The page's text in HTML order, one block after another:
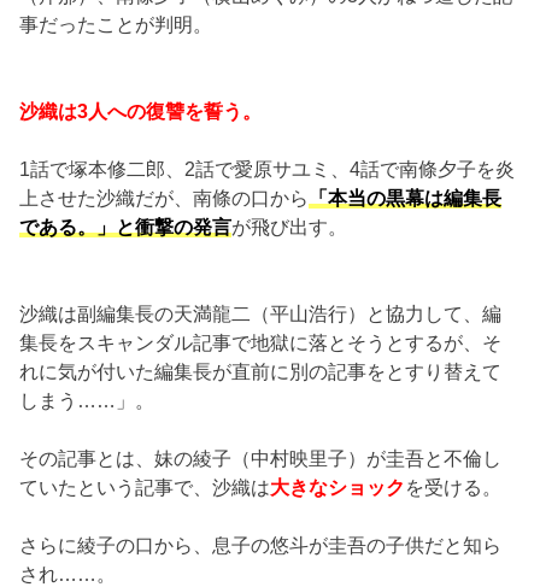
事だったことが判明。
沙織は3人への復讐を誓う。
1話で塚本修二郎、2話で愛原サユミ、4話で南條夕子を炎
上させた沙織だが、南條の口から
「本当の黒幕は編集長
である。」と衝撃の発言が飛び出す。
沙織は副編集長の天満龍二（平山浩行）と協力して、編
集長をスキャンダル記事で地獄に落とそうとするが、そ
れに気が付いた編集長が直前に別の記事をとすり替えて
しまう……」。
その記事とは、妹の綾子（中村映里子）が圭吾と不倫し
ていたという記事で、沙織は大きなショック を受ける。
さらに綾子の口から、息子の悠斗が圭吾の子供だと知ら
され……。